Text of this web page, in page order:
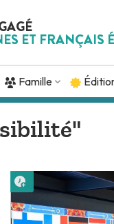
ET FRANÇAIS
Famille
Lire plus tard